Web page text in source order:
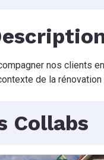
nos clients
de la
Collabs